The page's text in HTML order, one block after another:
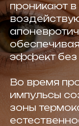
проникают
эффект без
Во время
импульсы
зоны